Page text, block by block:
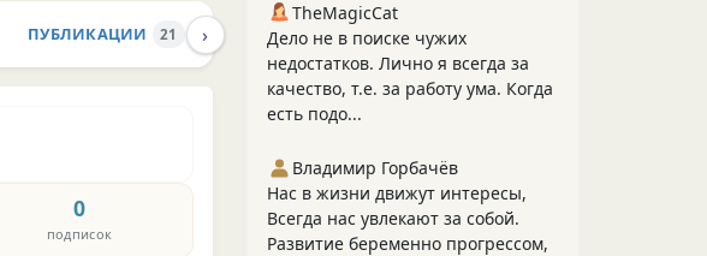
ПУБЛИКАЦИИ 21 ПОДПИСЧИКИ 1
›
0
подписок
TheMagicCat
Дело не в поиске чужих
недостатков. Лично я всегда за
качество, т.е. за работу ума. Когда
есть подо...
Владимир Горбачёв
Нас в жизни движут интересы,
Всегда нас увлекают за собой.
Развитие беременно прогрессом,